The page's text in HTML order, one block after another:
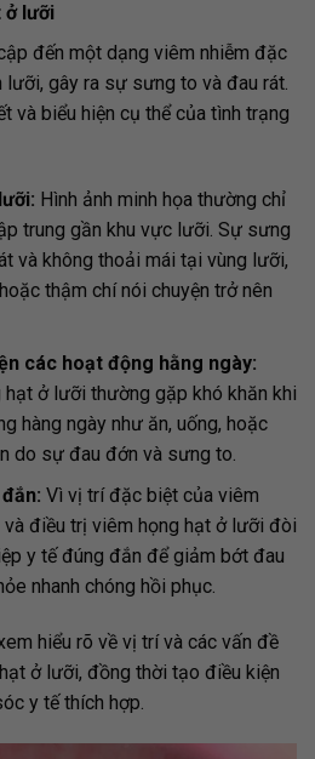
ở lưỡi
đến một dạng viêm nhiễm đặc
lưỡi, gây ra sự sưng to và đau rát.
và biểu hiện cụ thể của tình trạng
Hình ảnh minh họa thường chỉ
trung gần khu vực lưỡi. Sự sưng
và không thoải mái tại vùng lưỡi,
thậm chí nói chuyện trở nên
các hoạt động hằng ngày:
ở lưỡi thường gặp khó khăn khi
hàng ngày như ăn, uống, hoặc
do sự đau đớn và sưng to.
Vì vị trí đặc biệt của viêm
và điều trị viêm họng hạt ở lưỡi đòi
y tế đúng đắn để giảm bớt đau
nhanh chóng hồi phục.
hiểu rõ về vị trí và các vấn đề
ở lưỡi, đồng thời tạo điều kiện
y tế thích hợp.